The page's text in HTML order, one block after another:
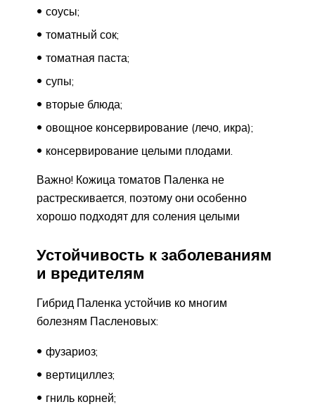
соусы;
томатный сок;
томатная паста;
супы;
вторые блюда;
овощное консервирование (лечо, икра);
консервирование целыми плодами.
Важно! Кожица томатов Паленка не
растрескивается, поэтому они особенно
хорошо подходят для соления целыми
Устойчивость к заболеваниям
и вредителям
Гибрид Паленка устойчив ко многим
болезням Пасленовых:
фузариоз;
вертициллез;
гниль корней;